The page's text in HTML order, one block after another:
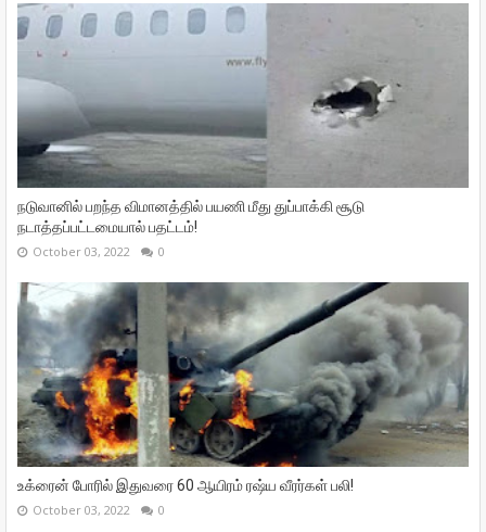
நடுவானில் பறந்த விமானத்தில் பயணி மீது துப்பாக்கி சூடு
நடாத்தப்பட்டமையால் பதட்டம்!
October 03, 2022 0
உக்ரைன் போரில் இதுவரை 60 ஆயிரம் ரஷ்ய வீரர்கள் பலி!
October 03, 2022 0